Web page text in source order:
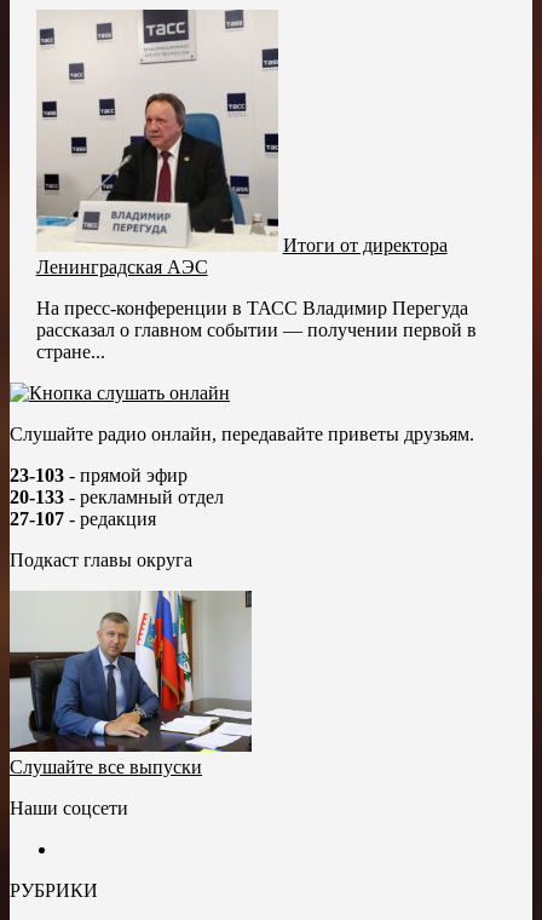
Итоги от директора
Ленинградская АЭС
На пресс-конференции в ТАСС Владимир Перегуда
рассказал о главном событии — получении первой в
стране...
Слушайте радио онлайн, передавайте приветы друзьям.
23-103 - прямой эфир
20-133 - рекламный отдел
27-107 - редакция
Подкаст главы округа
Слушайте все выпуски
Наши соцсети
РУБРИКИ